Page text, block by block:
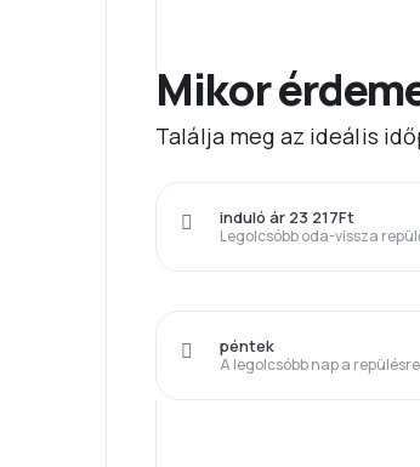
Mikor
Találja meg az ideális
Legolcsóbb oda-vissza
induló ár 23 217Ft
A legolcsóbb nap a repülésre
péntek